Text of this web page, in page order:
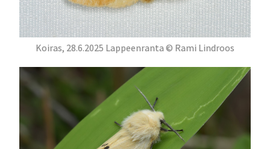
Koiras, 28.6.2025 Lappeenranta © Rami Lindroos